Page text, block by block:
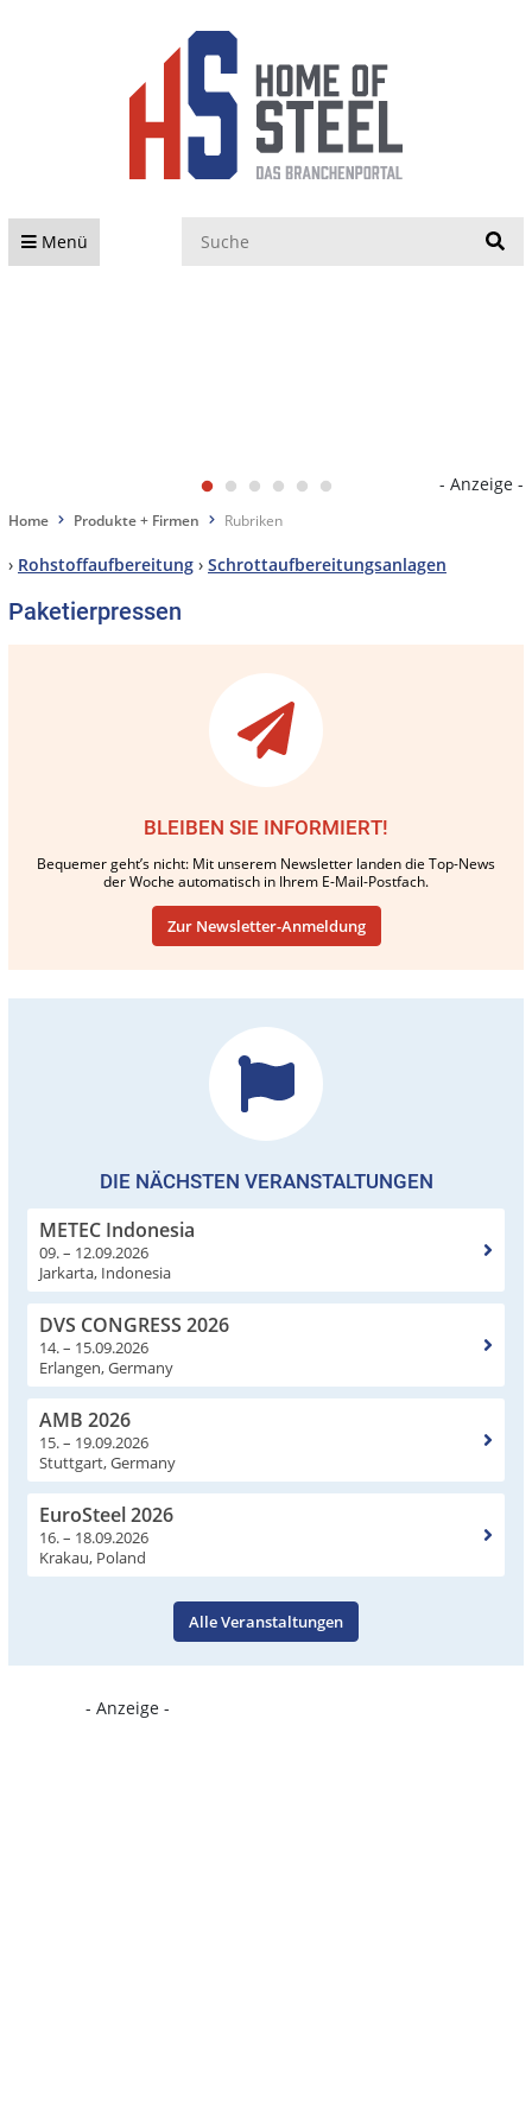
Menü
- Anzeige -
Home Produkte + Firmen Rubriken
› Rohstoffaufbereitung › Schrottaufbereitungsanlagen
Paketierpressen
BLEIBEN SIE INFORMIERT!
Bequemer geht’s nicht: Mit unserem Newsletter landen die Top-News
der Woche automatisch in Ihrem E-Mail-Postfach.
Zur Newsletter-Anmeldung
DIE NÄCHSTEN VERANSTALTUNGEN
METEC Indonesia
09. – 12.09.2026
Jarkarta, Indonesia
DVS CONGRESS 2026
14. – 15.09.2026
Erlangen, Germany
AMB 2026
15. – 19.09.2026
Stuttgart, Germany
EuroSteel 2026
16. – 18.09.2026
Krakau, Poland
Alle Veranstaltungen
- Anzeige -